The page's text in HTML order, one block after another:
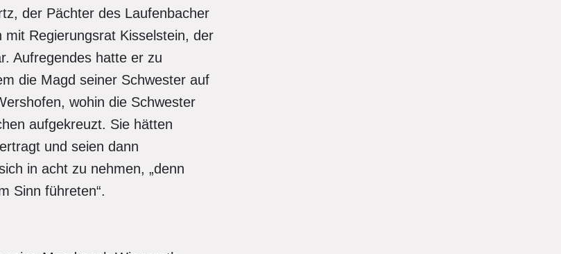
der Pächter des Laufenbacher
Regierungsrat Kisselstein, der
Aufregendes hatte er zu
die Magd seiner Schwester auf
wohin die Schwester
aufgekreuzt. Sie hätten
und seien dann
in acht zu nehmen, „denn
Sinn führeten“.